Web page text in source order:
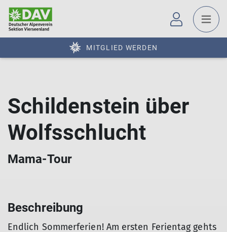
MITGLIED WERDEN
Schildenstein über
Wolfsschlucht
Mama-Tour
Beschreibung
Endlich Sommerferien! Am ersten Ferientag gehts